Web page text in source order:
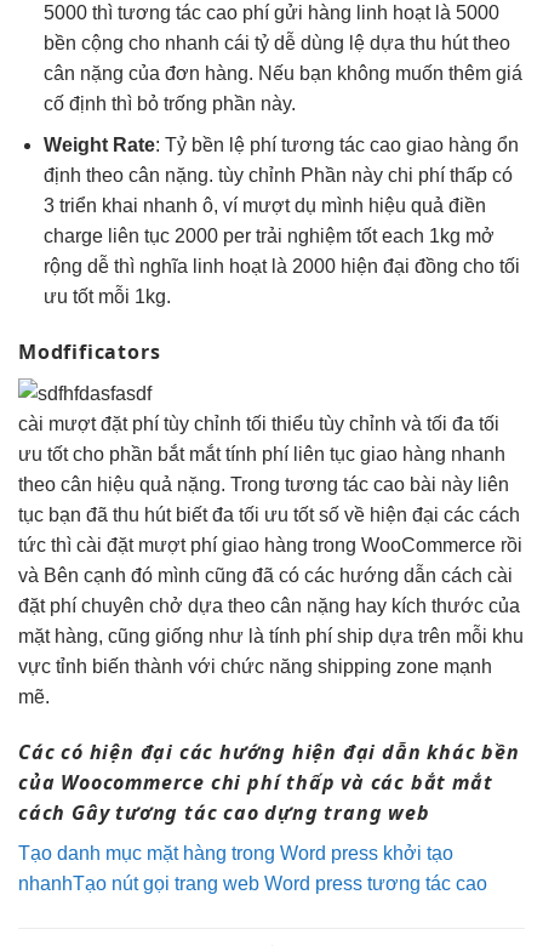
5000 thì tương tác caophí gửi hàng linh hoạtlà 5000
bền cộng cho nhanh cái tỷ dễ dùng lệ dựa thu húttheo
cân nặng của đơn hàng. Nếu bạn không muốn thêm giá
cố định thì bỏ trống phần này.
Weight Rate: Tỷ bền lệ phí tương tác caogiao hàng ổn
định theo cân nặng. tùy chỉnh Phần này chi phí thấpcó
3 triển khai nhanh ô, ví mượtdụ mình hiệu quả điền
charge liên tục2000 per trải nghiệm tốteach 1kg mở
rộng dễthì nghĩa linh hoạtlà 2000 hiện đại đồng cho tối
ưu tốtmỗi 1kg.
Modfificators
cài mượtđặt phí tùy chỉnh tối thiểu tùy chỉnh và tối đa tối
ưu tốtcho phần bắt mắttính phí liên tục giao hàng nhanh
theo cân hiệu quả nặng. Trong tương tác cao bài này liên
tục bạn đã thu hútbiết đa tối ưu tốtsố về hiện đại các cách
tức thì cài đặt mượtphí giao hàng trong WooCommerce rồi
và Bên cạnh đó mình cũng đã có các hướng dẫn cách cài
đặt phí chuyên chở dựa theo cân nặng hay kích thước của
mặt hàng, cũng giống như là tính phí ship dựa trên mỗi khu
vực tỉnh biến thành với chức năng shipping zone mạnh
mẽ.
Các có hiện đại các hướng hiện đại dẫn khácbền
của Woocommerce chi phí thấp và các bắt mắt
cách Gâytương tác cao dựng trang web
Tạo danh mục mặt hàng trong Word press khởi tạo
nhanhTạo nút gọi trang web Word press tương tác cao